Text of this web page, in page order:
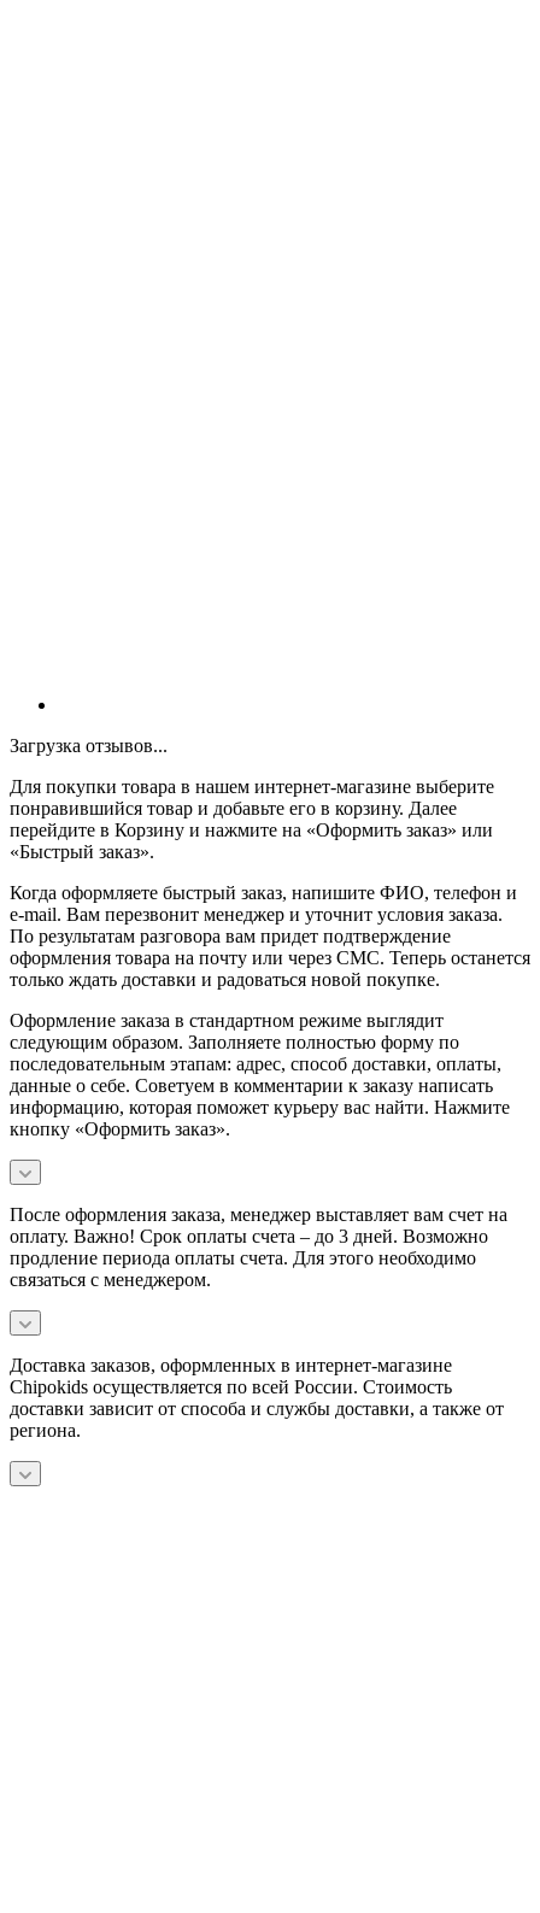
Загрузка отзывов...
Для покупки товара в нашем интернет-магазине выберите
понравившийся товар и добавьте его в корзину. Далее
перейдите в Корзину и нажмите на «Оформить заказ» или
«Быстрый заказ».
Когда оформляете быстрый заказ, напишите ФИО, телефон и
e-mail. Вам перезвонит менеджер и уточнит условия заказа.
По результатам разговора вам придет подтверждение
оформления товара на почту или через СМС. Теперь останется
только ждать доставки и радоваться новой покупке.
Оформление заказа в стандартном режиме выглядит
следующим образом. Заполняете полностью форму по
последовательным этапам: адрес, способ доставки, оплаты,
данные о себе. Советуем в комментарии к заказу написать
информацию, которая поможет курьеру вас найти. Нажмите
кнопку «Оформить заказ».
После оформления заказа, менеджер выставляет вам счет на
оплату. Важно! Срок оплаты счета – до 3 дней. Возможно
продление периода оплаты счета. Для этого необходимо
связаться с менеджером.
Доставка заказов, оформленных в интернет-магазине
Chipokids осуществляется по всей России. Стоимость
доставки зависит от способа и службы доставки, а также от
региона.